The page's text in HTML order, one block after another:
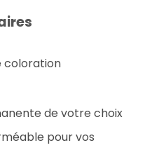
coloration
de votre choix
pour vos